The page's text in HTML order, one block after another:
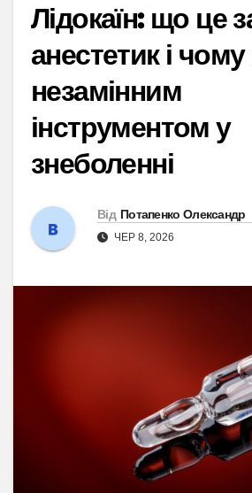
Лідокаїн: що це
анестетик і чому
незамінним
інструментом у
знеболенні
Від Потапенко Олександр
ЧЕР 8, 2026